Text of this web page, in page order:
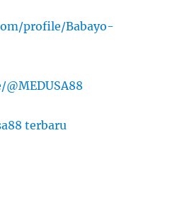
profile/Babayo-
terbaru